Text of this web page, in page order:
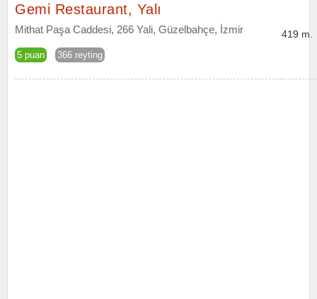
Gemi Restaurant, Yalı
Mithat Paşa Caddesi, 266 Yali, Güzelbahçe, İzmir
5 puan 366 reyting
419 m.